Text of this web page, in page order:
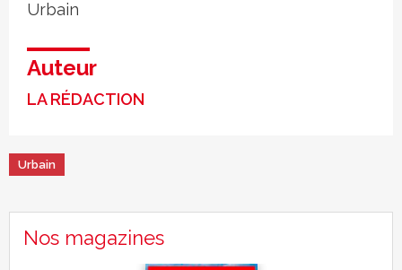
Urbain
Auteur
LA RÉDACTION
Urbain
Nos magazines